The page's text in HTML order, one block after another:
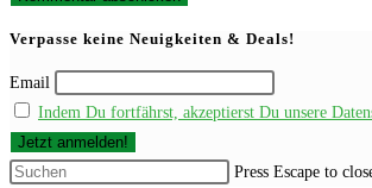
Verpasse keine Neuigkeiten & Deals!
Email
Indem Du fortfährst, akzeptierst Du unsere
Press Escape to